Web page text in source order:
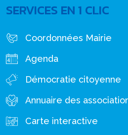
SERVICES EN 1 CLIC
Coordonnées Mairie
Agenda
Démocratie citoyenne
Annuaire des
Carte interactive